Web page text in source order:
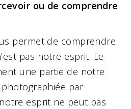
ou de comprendre
permet de comprendre
pas notre esprit. Le
une partie de notre
par
esprit ne peut pas